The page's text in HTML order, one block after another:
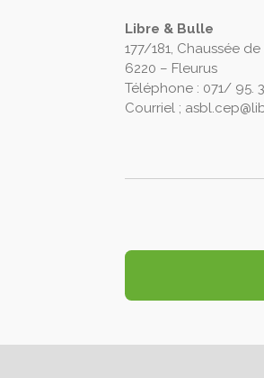
Libre & Bulle
177/181, Chaussée
6220 – Fleurus
Téléphone : 071/ 95.
Courriel ;